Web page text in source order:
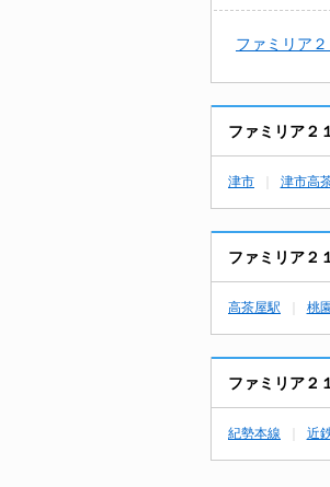
ファミリア
ファミリア２
津市 津市高
ファミリア２
高茶屋駅 桃
ファミリア２
紀勢本線 近